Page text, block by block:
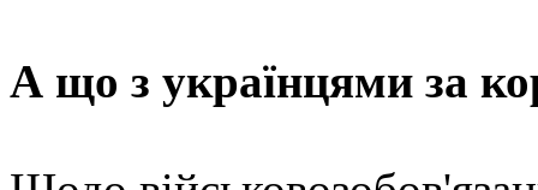
А що з українцями за